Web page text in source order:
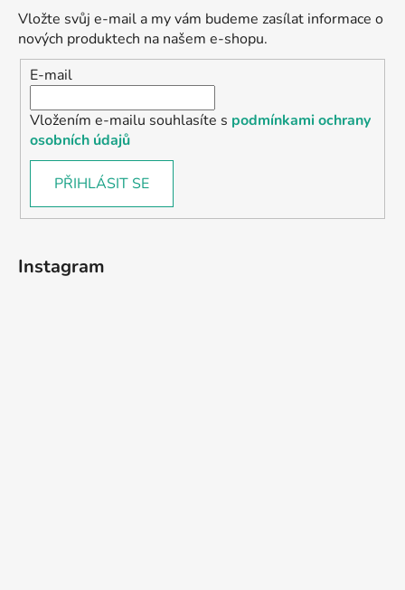
Vložte svůj e-mail a my vám budeme zasílat informace o
nových produktech na našem e-shopu.
E-mail
Vložením e-mailu souhlasíte s podmínkami ochrany
osobních údajů
PŘIHLÁSIT SE
Instagram